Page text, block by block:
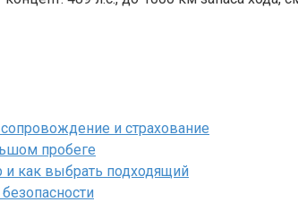
и страхование
пробеге
как выбрать подходящий